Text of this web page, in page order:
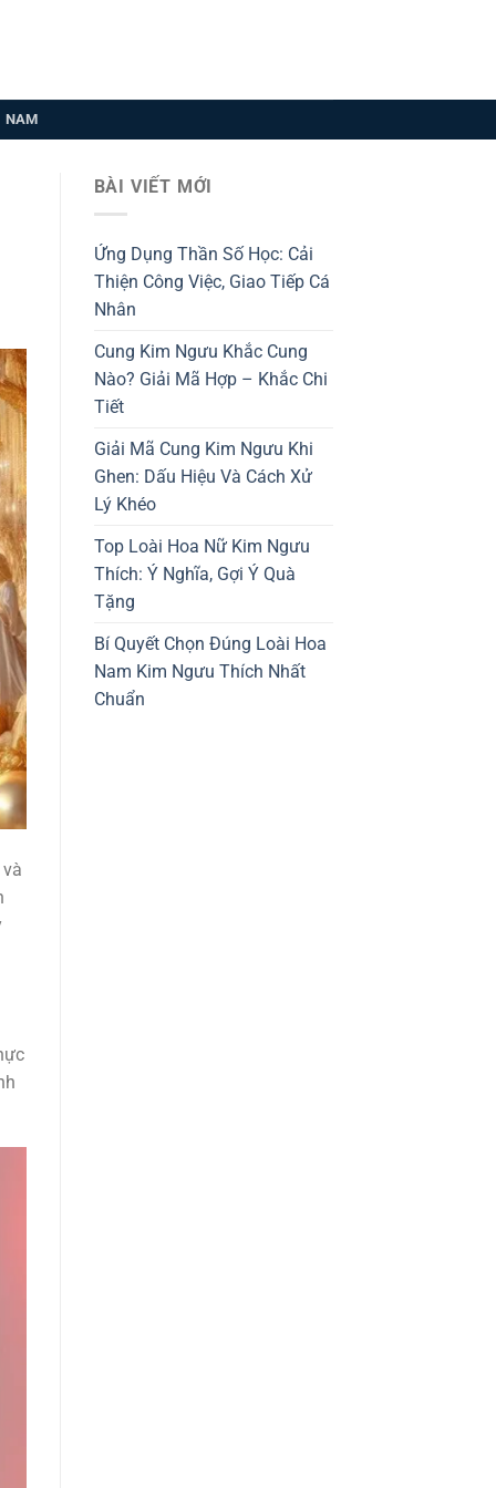
NAM
BÀI VIẾT MỚI
Ứng Dụng Thần Số Học: Cải
Thiện Công Việc, Giao Tiếp Cá
Nhân
Cung Kim Ngưu Khắc Cung
Nào? Giải Mã Hợp – Khắc Chi
Tiết
Giải Mã Cung Kim Ngưu Khi
Ghen: Dấu Hiệu Và Cách Xử
Lý Khéo
Top Loài Hoa Nữ Kim Ngưu
Thích: Ý Nghĩa, Gợi Ý Quà
Tặng
Bí Quyết Chọn Đúng Loài Hoa
Nam Kim Ngưu Thích Nhất
Chuẩn